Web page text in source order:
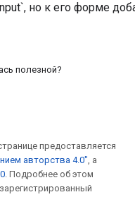
но к его форме
полезной?
предоставляется
авторства 4.0", а
. Подробнее об этом